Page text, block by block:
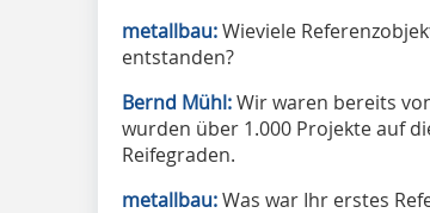
metallbau:Wieviele
entstanden?
Bernd Mühl:Wir waren bereits
wurden über 1.000 Projekte auf
Reifegraden.
metallbau:Was war Ihr erstes